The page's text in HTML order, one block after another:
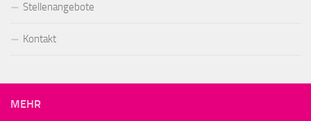
Stellenangebote
Kontakt
MEHR